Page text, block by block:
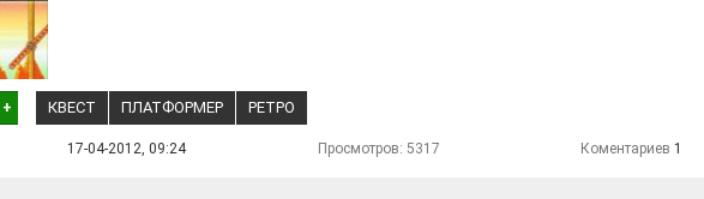
+ КВЕСТ ПЛАТФОРМЕР РЕТРО
17-04-2012, 09:24 Просмотров: 5317 Коментариев 1